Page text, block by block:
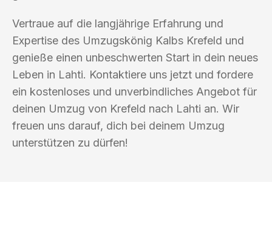
Vertraue auf die langjährige Erfahrung und
Expertise des Umzugskönig Kalbs Krefeld und
genieße einen unbeschwerten Start in dein neues
Leben in Lahti. Kontaktiere uns jetzt und fordere
ein kostenloses und unverbindliches Angebot für
deinen Umzug von Krefeld nach Lahti an. Wir
freuen uns darauf, dich bei deinem Umzug
unterstützen zu dürfen!